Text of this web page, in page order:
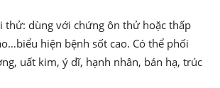
thử: dùng với chứng ôn thử hoặc thấp
hiện bệnh sốt cao. Có thể phối
uất kim, ý dĩ, hạnh nhân, bán hạ, trúc